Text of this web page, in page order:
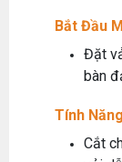
Bắt Đầu
Đặt
bàn
Tính
Cắt